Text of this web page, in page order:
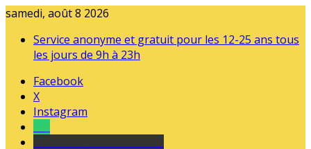
samedi, août 8 2026
Service anonyme et gratuit pour les 12-25 ans tous
les jours de 9h à 23h
Facebook
X
Instagram